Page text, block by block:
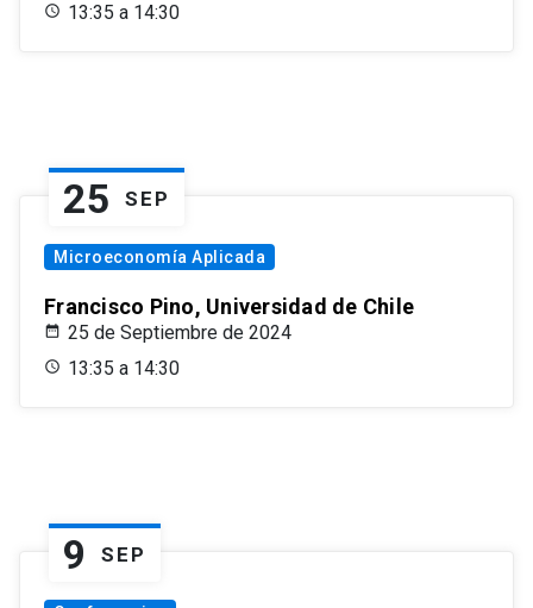
13:35 a 14:30
25 SEP
Microeconomía Aplicada
Francisco Pino, Universidad de Chile
25 de Septiembre de 2024
13:35 a 14:30
9 SEP